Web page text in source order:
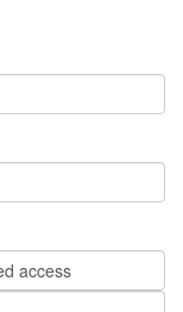
access